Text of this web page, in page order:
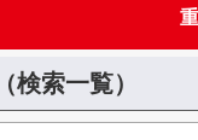
検索一覧）